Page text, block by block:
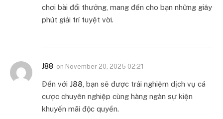
chơi bài đổi thưởng, mang đến cho bạn những giây
phút giải trí tuyệt vời.
J88 on November 20, 2025 02:21
Đến với J88 , bạn sẽ được trải nghiệm dịch vụ cá
cược chuyên nghiệp cùng hàng ngàn sự kiện
khuyến mãi độc quyền.